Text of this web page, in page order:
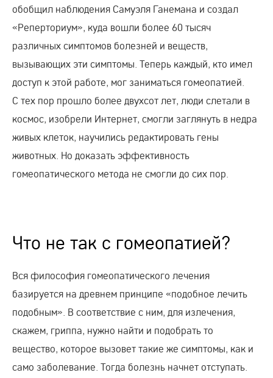
обобщил наблюдения Самуэля Ганемана и создал
«Реперториум», куда вошли более 60 тысяч
различных симптомов болезней и веществ,
вызывающих эти симптомы. Теперь каждый, кто имел
доступ к этой работе, мог заниматься гомеопатией.
С тех пор прошло более двухсот лет, люди слетали в
космос, изобрели Интернет, смогли заглянуть в недра
живых клеток, научились редактировать гены
животных. Но доказать эффективность
гомеопатического метода не смогли до сих пор.
Что не так с гомеопатией?
Вся философия гомеопатического лечения
базируется на древнем принципе «подобное лечить
подобным». В соответствие с ним, для излечения,
скажем, гриппа, нужно найти и подобрать то
вещество, которое вызовет такие же симптомы, как и
само заболевание. Тогда болезнь начнет отступать.